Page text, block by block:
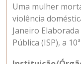
Uma mulher
violência
Janeiro
Pública (ISP), a